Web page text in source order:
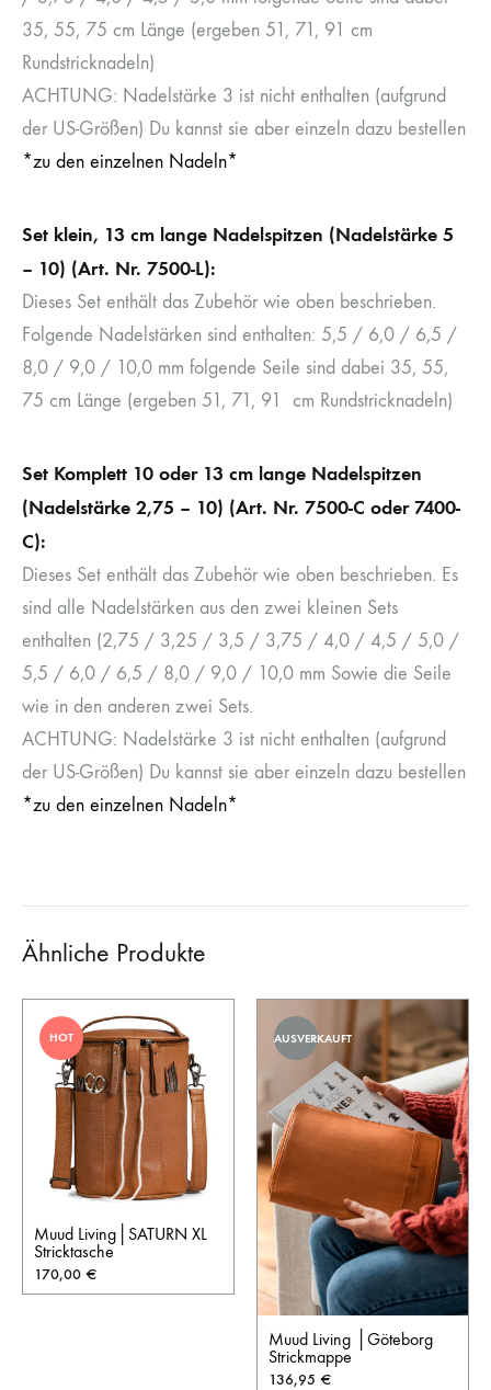
35, 55, 75 cm Länge (ergeben 51, 71, 91 cm
Rundstricknadeln)
ACHTUNG: Nadelstärke 3 ist nicht enthalten (aufgrund
der US-Größen) Du kannst sie aber einzeln dazu bestellen
*zu den einzelnen Nadeln*
Set klein, 13 cm lange Nadelspitzen (Nadelstärke 5
– 10) (Art. Nr. 7500-L):
Dieses Set enthält das Zubehör wie oben beschrieben.
Folgende Nadelstärken sind enthalten: 5,5 / 6,0 / 6,5 /
8,0 / 9,0 / 10,0 mm folgende Seile sind dabei 35, 55,
75 cm Länge (ergeben 51, 71, 91 cm Rundstricknadeln)
Set Komplett 10 oder 13 cm lange Nadelspitzen
(Nadelstärke 2,75 – 10) (Art. Nr. 7500-C oder 7400-
C):
Dieses Set enthält das Zubehör wie oben beschrieben. Es
sind alle Nadelstärken aus den zwei kleinen Sets
enthalten (2,75 / 3,25 / 3,5 / 3,75 / 4,0 / 4,5 / 5,0 /
5,5 / 6,0 / 6,5 / 8,0 / 9,0 / 10,0 mm Sowie die Seile
wie in den anderen zwei Sets.
ACHTUNG: Nadelstärke 3 ist nicht enthalten (aufgrund
der US-Größen) Du kannst sie aber einzeln dazu bestellen
*zu den einzelnen Nadeln*
Ähnliche Produkte
HOT
Muud Living│SATURN XL
Stricktasche
170,00 €
AUSVERKAUFT
Muud Living │Göteborg
Strickmappe
136,95 €